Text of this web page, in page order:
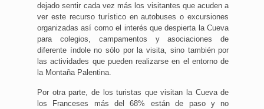
dejado sentir cada vez más los visitantes que acuden a
ver este recurso turístico en autobuses o excursiones
organizadas así como el interés que despierta la Cueva
para colegios, campamentos y asociaciones de
diferente índole no sólo por la visita, sino también por
las actividades que pueden realizarse en el entorno de
la Montaña Palentina.
Por otra parte, de los turistas que visitan la Cueva de
los Franceses más del 68% están de paso y no